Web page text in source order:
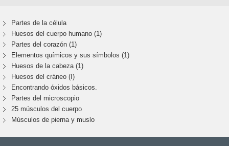
Partes de la célula
Huesos del cuerpo humano (1)
Partes del corazón (1)
Elementos químicos y sus símbolos (1)
Huesos de la cabeza (1)
Huesos del cráneo (I)
Encontrando óxidos básicos.
Partes del microscopio
25 músculos del cuerpo
Músculos de pierna y muslo